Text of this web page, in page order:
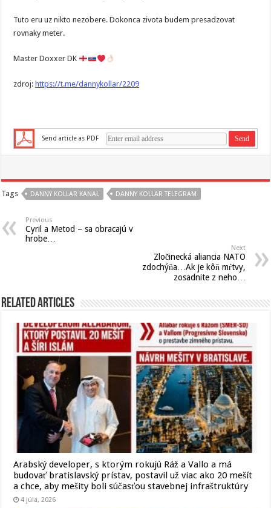
Tuto eru uz nikto nezobere. Dokonca zivota budem presadzovat
rovnaky meter.
Master Doxxer DK
zdroj: https://t.me/dannykollar/2209
Send article as PDF
Tags DANNY KOLLAR KANAL DANNY KOLLAR TELEGRAM
Previous
Cyril a Metod – sa obracajú v
hrobe…
Next
Zločinecká aliancia NATO
zdochýňa…Ak je kôň mŕtvy,
zosadnite z neho…
Related Articles
Arabský developer, s ktorým rokujú Ráž a Vallo a má
budovať bratislavský prístav, postavil už viac ako 20 mešít
a chce, aby mešity boli súčasťou stavebnej infraštruktúry
4 júla, 2026